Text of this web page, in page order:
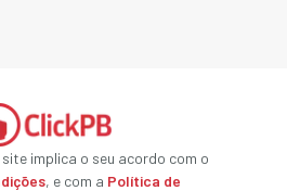
implica o seu acordo com o
, e com a Política de